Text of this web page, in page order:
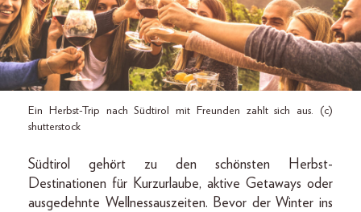
Ein Herbst-Trip nach Südtirol mit Freunden zahlt sich aus. (c)
shutterstock
Südtirol gehört zu den schönsten Herbst-
Destinationen für Kurzurlaube, aktive Getaways oder
ausgedehnte Wellnessauszeiten. Bevor der Winter ins